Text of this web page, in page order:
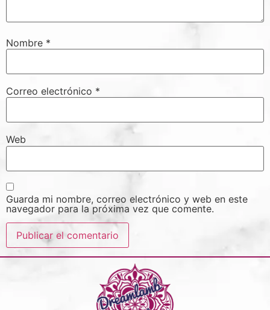
Nombre *
Correo electrónico *
Web
Guarda mi nombre, correo electrónico y web en este
navegador para la próxima vez que comente.